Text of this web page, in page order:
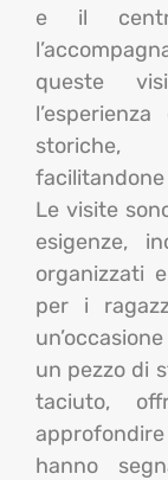
e il
queste
storiche,
Le visite
esigenze,
organizzati
per i
un pezzo di
taciuto,
hanno